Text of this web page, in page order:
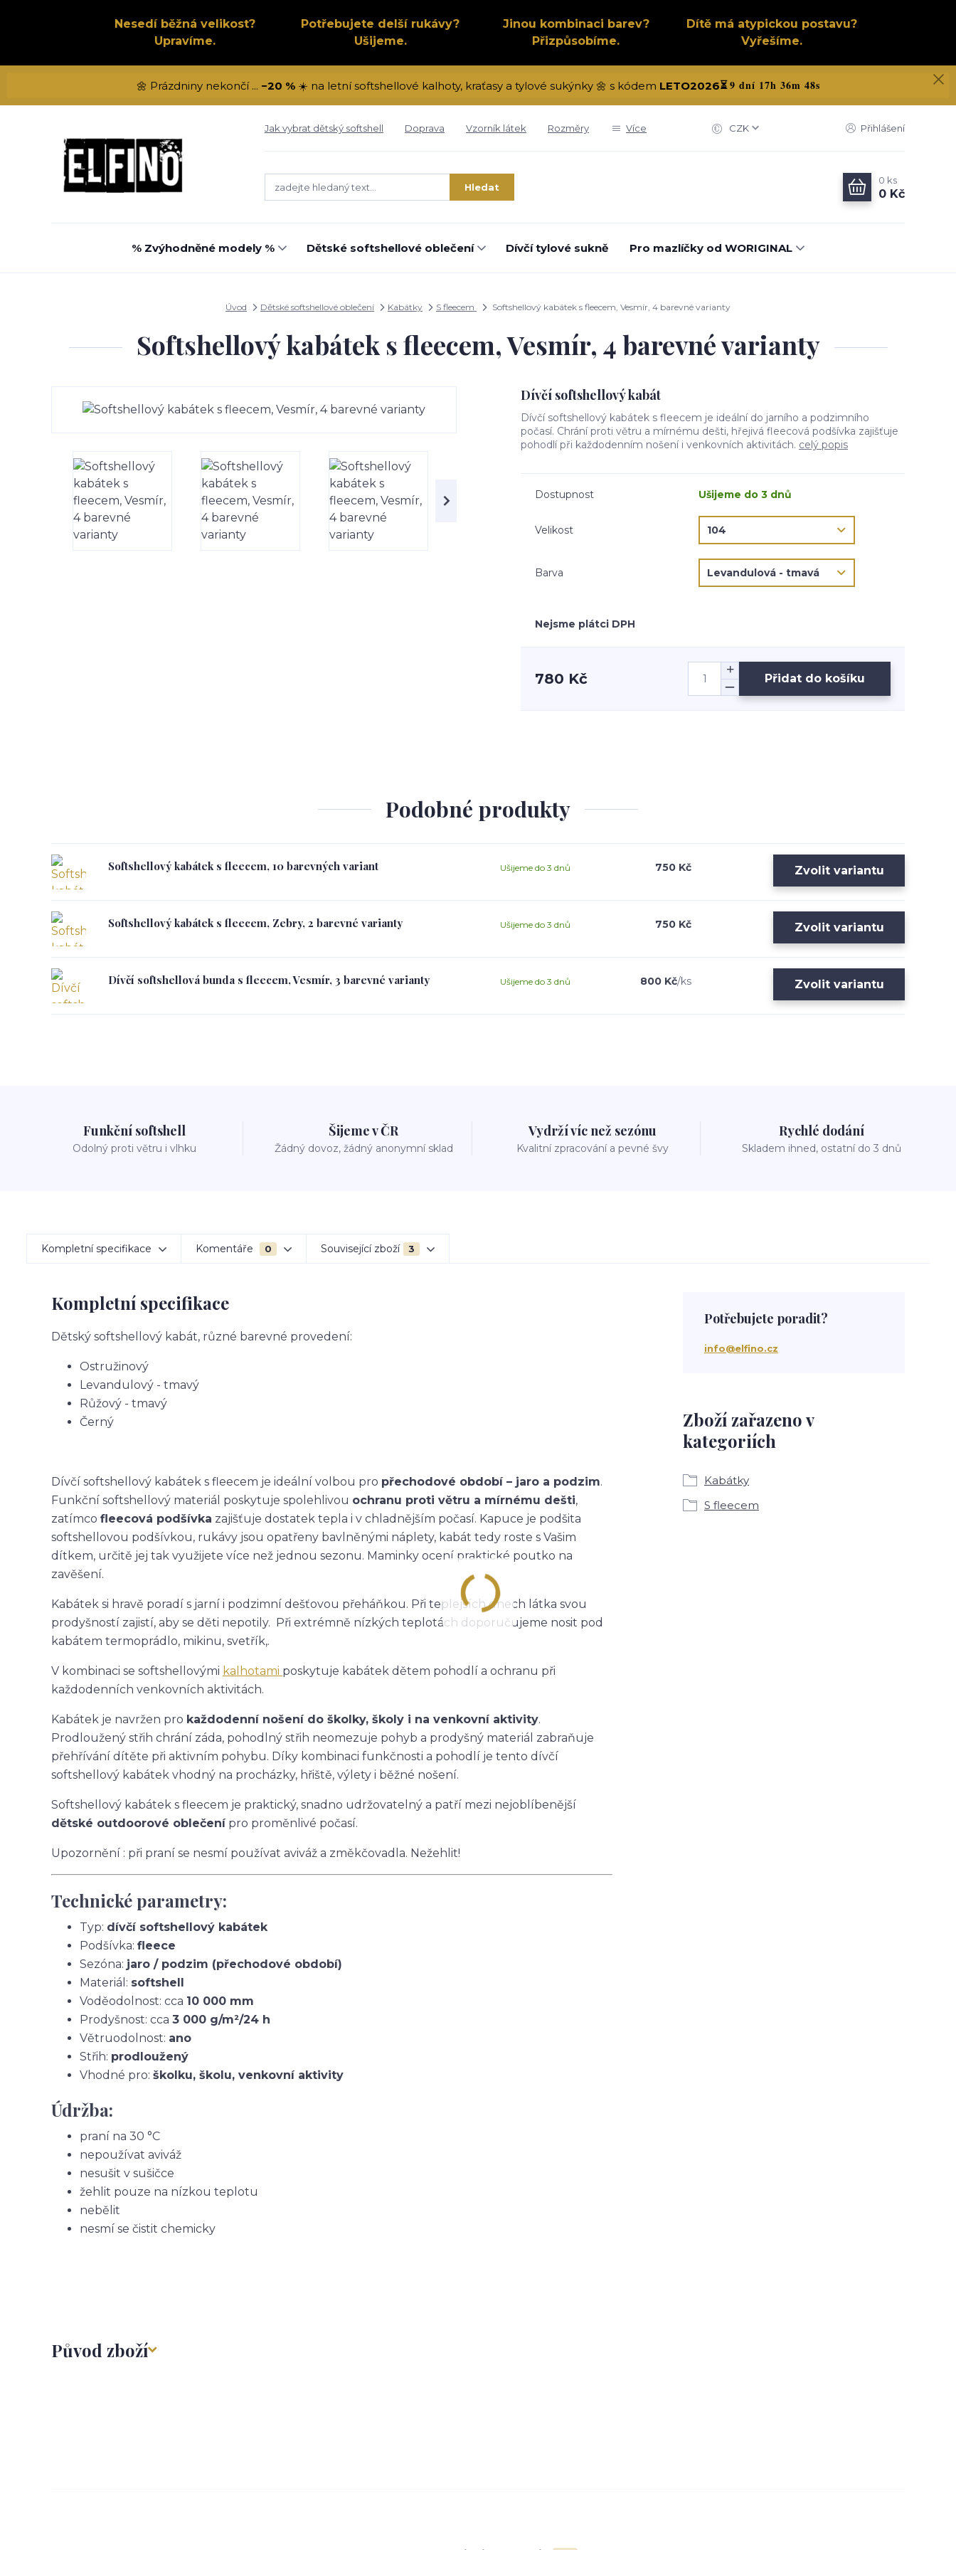
Nesedí běžná velikost?
Upravíme.
Potřebujete delší rukávy?
Ušijeme.
Jinou kombinaci barev?
Přizpůsobíme.
Dítě má atypickou postavu?
Vyřešíme.
🌼 Prázdniny nekončí ... −20 %☀️ na letní softshellové kalhoty, kraťasy a tylové sukýnky 🌼 s kódem LETO2026⏳9 dní 17h 36m 47s
Jak vybrat dětský softshell Doprava Vzorník látek Rozměry Více CZK Přihlášení
Hledat
0 ks
0 Kč
% Zvýhodněné modely % Dětské softshellové oblečení Dívčí tylové sukně Pro mazlíčky od WORIGINAL
Úvod Dětské softshellové oblečení Kabátky S fleecem Softshellový kabátek s fleecem, Vesmír, 4 barevné varianty
Softshellový kabátek s fleecem, Vesmír, 4 barevné varianty
Dívčí softshellový kabát
Dívčí softshellový kabátek s fleecem je ideální do jarního a podzimního
počasí. Chrání proti větru a mírnému dešti, hřejivá fleecová podšívka zajišťuje
pohodlí při každodenním nošení i venkovních aktivitách. celý popis
Dostupnost Ušijeme do 3 dnů
Velikost
Barva
Nejsme plátci DPH
780 Kč Přidat do košíku
Podobné produkty
Softshellový kabátek s fleecem, 10 barevných variant 750 Kč
Ušijeme do 3 dnů Zvolit variantu
Softshellový kabátek s fleecem, Zebry, 2 barevné varianty 750 Kč
Ušijeme do 3 dnů Zvolit variantu
Dívčí softshellová bunda s fleecem, Vesmír, 3 barevné varianty 800 Kč/ks
Ušijeme do 3 dnů Zvolit variantu
Funkční softshell
Odolný proti větru i vlhku
Šijeme v ČR
Žádný dovoz, žádný anonymní sklad
Vydrží víc než sezónu
Kvalitní zpracování a pevné švy
Rychlé dodání
Skladem ihned, ostatní do 3 dnů
Kompletní specifikace Komentáře 0 Související zboží 3
Kompletní specifikace
Dětský softshellový kabát, různé barevné provedení:
Ostružinový
Levandulový - tmavý
Růžový - tmavý
Černý
Dívčí softshellový kabátek s fleecem je ideální volbou pro přechodové období – jaro a podzim.
Funkční softshellový materiál poskytuje spolehlivou ochranu proti větru a mírnému dešti,
zatímco fleecová podšívka zajišťuje dostatek tepla i v chladnějším počasí. Kapuce je podšita
softshellovou podšívkou, rukávy jsou opatřeny bavlněnými náplety, kabát tedy roste s Vašim
dítkem, určitě jej tak využijete více než jednou sezonu. Maminky ocení praktické poutko na
zavěšení.
Kabátek si hravě poradí s jarní i podzimní dešťovou přeháňkou. Při teplejších dnech látka svou
prodyšností zajistí, aby se děti nepotily. Při extrémně nízkých teplotách doporučujeme nosit pod
kabátem termoprádlo, mikinu, svetřík,.
V kombinaci se softshellovými kalhotami poskytuje kabátek dětem pohodlí a ochranu při
každodenních venkovních aktivitách.
Kabátek je navržen pro každodenní nošení do školky, školy i na venkovní aktivity.
Prodloužený střih chrání záda, pohodlný střih neomezuje pohyb a prodyšný materiál zabraňuje
přehřívání dítěte při aktivním pohybu. Díky kombinaci funkčnosti a pohodlí je tento dívčí
softshellový kabátek vhodný na procházky, hřiště, výlety i běžné nošení.
Softshellový kabátek s fleecem je praktický, snadno udržovatelný a patří mezi nejoblíbenější
dětské outdoorové oblečenípro proměnlivé počasí.
Upozornění : při praní se nesmí používat aviváž a změkčovadla. Nežehlit!
Technické parametry:
Typ: dívčí softshellový kabátek
Podšívka: fleece
Sezóna: jaro / podzim (přechodové období)
Materiál: softshell
Voděodolnost: cca 10 000 mm
Prodyšnost: cca 3 000 g/m²/24 h
Větruodolnost: ano
Střih: prodloužený
Vhodné pro: školku, školu, venkovní aktivity
Údržba:
praní na 30 °C
nepoužívat aviváž
nesušit v sušičce
žehlit pouze na nízkou teplotu
nebělit
nesmí se čistit chemicky
Původ zboží
Zboží zařazeno v
kategoriích
Kabátky
S fleecem
Potřebujete poradit?
info@elfino.cz